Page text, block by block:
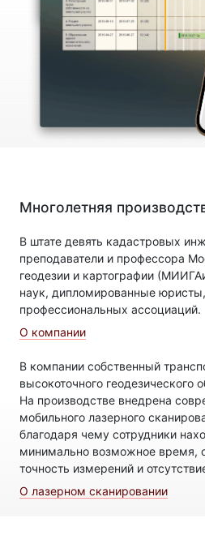
Многолетняя
В штате девять кадастровых
преподаватели и профессора
геодезии и картографии
наук, дипломированные
профессиональных ассоциаций.
О компании
В компании собственный
высокоточного геодезического
На производстве внедрена
мобильного лазерного
благодаря чему сотрудники
минимально возможное время,
точность измерений и
О лазерном сканировании